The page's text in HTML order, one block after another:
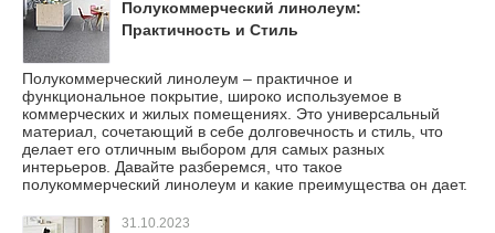
Полукоммерческий линолеум:
Практичность и Стиль
Полукоммерческий линолеум – практичное и
функциональное покрытие, широко используемое в
коммерческих и жилых помещениях. Это универсальный
материал, сочетающий в себе долговечность и стиль, что
делает его отличным выбором для самых разных
интерьеров. Давайте разберемся, что такое
полукоммерческий линолеум и какие преимущества он дает.
31.10.2023